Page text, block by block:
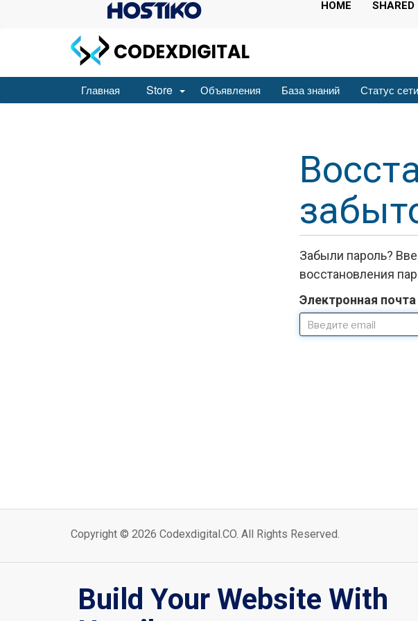
HOME SHARED
Главная Store Объявления База знаний Статус сети
Забыли пароль?
восстановления
Электронная почта
Copyright © 2026 Codexdigital.CO. All Rights Reserved.
Build Your Website With